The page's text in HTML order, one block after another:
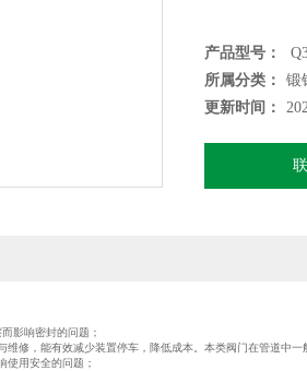
产品型号：
所属分类：
锻
更新时间：
影响密封的问题；
修，能有效减少装置停车，降低成本。本类阀门在管道中一
用安全的问题；